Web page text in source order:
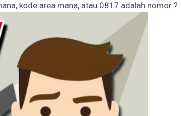
kode area mana, atau 0817 adalah nomor ?